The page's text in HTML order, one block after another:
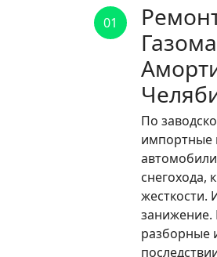
01
По
импортные
снегохода,
жесткости.
занижение.
разборные